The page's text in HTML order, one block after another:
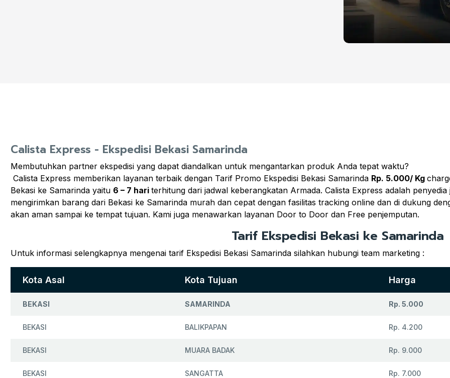
Calista Express - Ekspedisi Bekasi Samarinda
Membutuhkan partner ekspedisi yang dapat diandalkan untuk mengantarkan produk Anda tepat waktu?
Calista Express memberikan layanan terbaik dengan Tarif Promo Ekspedisi Bekasi Samarinda Rp. 5.000/ Kg
Bekasi ke Samarinda yaitu 6 – 7 hari terhitung dari jadwal keberangkatan Armada. Calista Express adalah
mengirimkan barang dari Bekasi ke Samarinda murah dan cepat dengan fasilitas tracking online dan di dukung
akan aman sampai ke tempat tujuan. Kami juga menawarkan layanan Door to Door dan Free penjemputan.
Tarif Ekspedisi Bekasi ke Samarinda
Untuk informasi selengkapnya mengenai tarif Ekspedisi Bekasi Samarinda silahkan hubungi team marketing :
Kota Asal Kota Tujuan Harga
BEKASI SAMARINDA Rp. 5.000
BEKASI BALIKPAPAN Rp. 4.200
BEKASI MUARA BADAK Rp. 9.000
BEKASI SANGATTA Rp. 7.000